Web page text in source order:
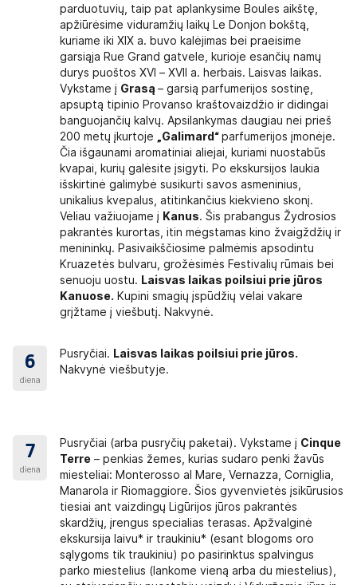
prie kelionės kainos nurodytąvienviečio kambario priemoką.
nurodytų paslaugų nevykdymo ar netinkamo jų vykdymo,
Nepavykus išspręsti žodinių pretenzijų, jos turi būti
kelionės pabaigos. Kelionių organizatorius į pretenzijas
force majeureaplinkybių, kurių nebuvo galima išvengti
kuo skubiau (kelionės metu arba iškart po kelionės).
užduodamus klausimus mūsų interneto svetainėje:
O kai grįšite iš kelionės, labai lauksime Jūsų įspūdžių,
parduotuvių, taip pat aplankysime Boules aikštę,
apžiūrėsime viduramžių laikų Le Donjon bokštą,
kuriame iki XIX a. buvo kalėjimas bei praeisime
garsiąja Rue Grand gatvele, kurioje esančių namų
durys puoštos XVI – XVII a. herbais. Laisvas laikas.
Vykstame į Grasą– garsią parfumerijos sostinę,
apsuptą tipinio Provanso kraštovaizdžio ir didingai
banguojančių kalvų. Apsilankymas daugiau nei prieš
200 metų įkurtoje
„Galimard“parfumerijos įmonėje.
Čia išgaunami aromatiniai aliejai, kuriami nuostabūs
kvapai, kurių galėsite įsigyti. Po ekskursijos laukia
išskirtinė galimybė susikurti savos asmeninius,
unikalius kvepalus, atitinkančius kiekvieno skonį.
Vėliau važiuojame į Kanus. Šis prabangus Žydrosios
pakrantės kurortas, itin mėgstamas kino žvaigždžių ir
menininkų. Pasivaikščiosime palmėmis apsodintu
Kruazetės bulvaru, grožėsimės Festivalių rūmais bei
senuoju uostu. Laisvas laikas poilsiui prie jūros
Kanuose. Kupini smagių įspūdžių vėlai vakare
grįžtame į viešbutį. Nakvynė.
6
diena
Pusryčiai. Laisvas laikas poilsiui prie jūros.
Nakvynė viešbutyje.
7
diena
Pusryčiai (arba pusryčių paketai). Vykstame į Cinque
Terre – penkias žemes, kurias sudaro penki žavūs
miesteliai: Monterosso al Mare, Vernazza, Corniglia,
Manarola ir Riomaggiore. Šios gyvenvietės įsikūrusios
tiesiai ant vaizdingų Ligūrijos jūros pakrantės
skardžių, įrengus specialias terasas. Apžvalginė
ekskursija laivu* ir traukiniu* (esant blogoms oro
sąlygoms tik traukiniu) po pasirinktus spalvingus
parko miestelius (lankome vieną arba du miestelius),